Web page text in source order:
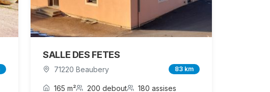
SALLE DES FETES
71220 Beaubery 83 km
165 m² 200 debout 180 assises